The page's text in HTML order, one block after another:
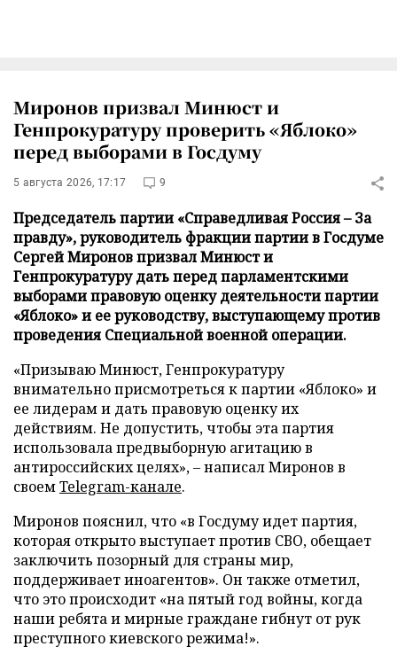
Миронов призвал Минюст и
Генпрокуратуру проверить «Яблоко»
перед выборами в Госдуму
5 августа 2026, 17:17 9
Председатель партии «Справедливая Россия – За
правду», руководитель фракции партии в Госдуме
Сергей Миронов призвал Минюст и
Генпрокуратуру дать перед парламентскими
выборами правовую оценку деятельности партии
«Яблоко» и ее руководству, выступающему против
проведения Специальной военной операции.
«Призываю Минюст, Генпрокуратуру
внимательно присмотреться к партии «Яблоко» и
ее лидерам и дать правовую оценку их
действиям. Не допустить, чтобы эта партия
использовала предвыборную агитацию в
антироссийских целях», – написал Миронов в
своемTelegram-канале.
Миронов пояснил, что «в Госдуму идет партия,
которая открыто выступает против СВО, обещает
заключить позорный для страны мир,
поддерживает иноагентов». Он также отметил,
что это происходит «на пятый год войны, когда
наши ребята и мирные граждане гибнут от рук
преступного киевского режима!».